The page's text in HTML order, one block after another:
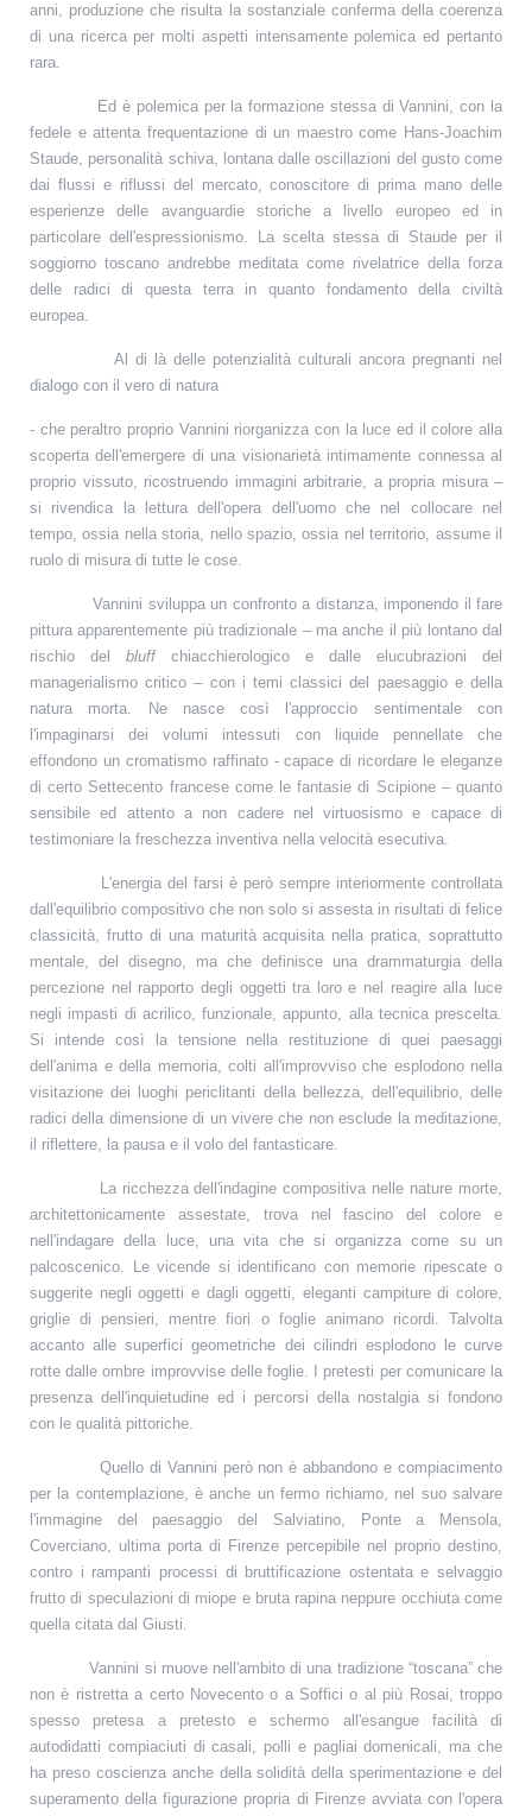
anni, produzione che risulta la sostanziale conferma della coerenza
di una ricerca per molti aspetti intensamente polemica ed pertanto
rara.
Ed è polemica per la formazione stessa di Vannini, con la
fedele e attenta frequentazione di un maestro come Hans-Joachim
Staude, personalità schiva, lontana dalle oscillazioni del gusto come
dai flussi e riflussi del mercato, conoscitore di prima mano delle
esperienze delle avanguardie storiche a livello europeo ed in
particolare dell'espressionismo. La scelta stessa di Staude per il
soggiorno toscano andrebbe meditata come rivelatrice della forza
delle radici di questa terra in quanto fondamento della civiltà
europea.
Al di là delle potenzialità culturali ancora pregnanti nel
dialogo con il vero di natura
- che peraltro proprio Vannini riorganizza con la luce ed il colore alla
scoperta dell'emergere di una visionarietà intimamente connessa al
proprio vissuto, ricostruendo immagini arbitrarie, a propria misura –
si rivendica la lettura dell'opera dell'uomo che nel collocare nel
tempo, ossia nella storia, nello spazio, ossia nel territorio, assume il
ruolo di misura di tutte le cose.
Vannini sviluppa un confronto a distanza, imponendo il fare
pittura apparentemente più tradizionale – ma anche il più lontano dal
rischio del bluffchiacchierologico e dalle elucubrazioni del
managerialismo critico – con i temi classici del paesaggio e della
natura morta. Ne nasce così l'approccio sentimentale con
l'impaginarsi dei volumi intessuti con liquide pennellate che
effondono un cromatismo raffinato - capace di ricordare le eleganze
di certo Settecento francese come le fantasie di Scipione – quanto
sensibile ed attento a non cadere nel virtuosismo e capace di
testimoniare la freschezza inventiva nella velocità esecutiva.
L'energia del farsi è però sempre interiormente controllata
dall'equilibrio compositivo che non solo si assesta in risultati di felice
classicità, frutto di una maturità acquisita nella pratica, soprattutto
mentale, del disegno, ma che definisce una drammaturgia della
percezione nel rapporto degli oggetti tra loro e nel reagire alla luce
negli impasti di acrilico, funzionale, appunto, alla tecnica prescelta.
Si intende così la tensione nella restituzione di quei paesaggi
dell'anima e della memoria, colti all'improvviso che esplodono nella
visitazione dei luoghi periclitanti della bellezza, dell'equilibrio, delle
radici della dimensione di un vivere che non esclude la meditazione,
il riflettere, la pausa e il volo del fantasticare.
La ricchezza dell'indagine compositiva nelle nature morte,
architettonicamente assestate, trova nel fascino del colore e
nell'indagare della luce, una vita che si organizza come su un
palcoscenico. Le vicende si identificano con memorie ripescate o
suggerite negli oggetti e dagli oggetti, eleganti campiture di colore,
griglie di pensieri, mentre fiori o foglie animano ricordi. Talvolta
accanto alle superfici geometriche dei cilindri esplodono le curve
rotte dalle ombre improvvise delle foglie. I pretesti per comunicare la
presenza dell'inquietudine ed i percorsi della nostalgia si fondono
con le qualità pittoriche.
Quello di Vannini però non è abbandono e compiacimento
per la contemplazione, è anche un fermo richiamo, nel suo salvare
l'immagine del paesaggio del Salviatino, Ponte a Mensola,
Coverciano, ultima porta di Firenze percepibile nel proprio destino,
contro i rampanti processi di bruttificazione ostentata e selvaggio
frutto di speculazioni di miope e bruta rapina neppure occhiuta come
quella citata dal Giusti.
Vannini si muove nell'ambito di una tradizione “toscana” che
non è ristretta a certo Novecento o a Soffici o al più Rosai, troppo
spesso pretesa a pretesto e schermo all'esangue facilità di
autodidatti compiaciuti di casali, polli e pagliai domenicali, ma che
ha preso coscienza anche della solidità della sperimentazione e del
superamento della figurazione propria di Firenze avviata con l'opera